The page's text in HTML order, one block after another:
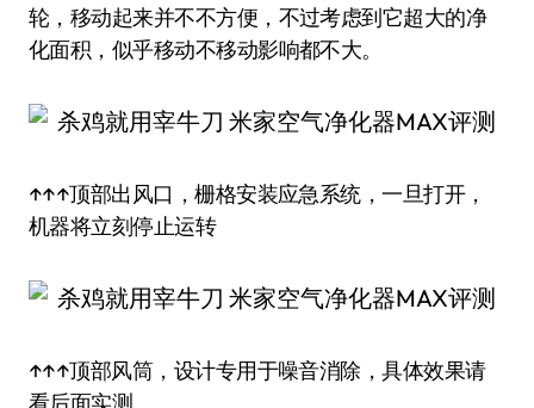
轮，移动起来并不不方便，不过考虑到它超大的净
化面积，似乎移动不移动影响都不大。
↑↑↑顶部出风口，栅格安装应急系统，一旦打开，
机器将立刻停止运转
↑↑↑顶部风筒，设计专用于噪音消除，具体效果请